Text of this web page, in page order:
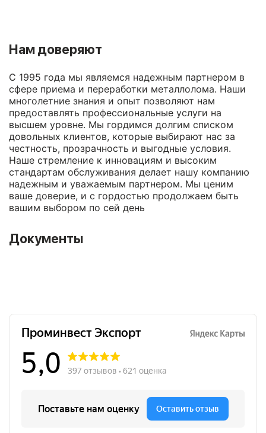
Нам доверяют
С 1995 года мы являемся надежным партнером в
сфере приема и переработки металлолома. Наши
многолетние знания и опыт позволяют нам
предоставлять профессиональные услуги на
высшем уровне. Мы гордимся долгим списком
довольных клиентов, которые выбирают нас за
честность, прозрачность и выгодные условия.
Наше стремление к инновациям и высоким
стандартам обслуживания делает нашу компанию
надежным и уважаемым партнером. Мы ценим
ваше доверие, и с гордостью продолжаем быть
вашим выбором по сей день
Документы